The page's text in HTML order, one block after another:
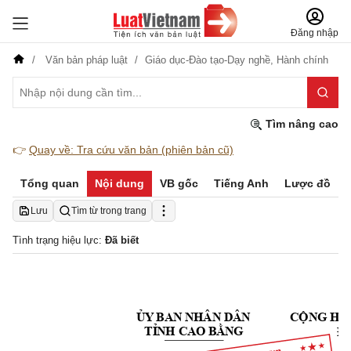
Đăng nhập
Văn bản pháp luật Giáo dục-Đào tạo-Dạy nghề, Hành chính
Tìm nâng cao
👉 Quay về: Tra cứu văn bản (phiên bản cũ)
Tổng quan Nội dung VB gốc Tiếng Anh Lược đồ
Lưu Tìm từ trong trang
Tình trạng hiệu lực: Đã biết
ỦYBAN NHÂN DÂN
TỈNH CAO BẰNG
CỘNG H
Đ